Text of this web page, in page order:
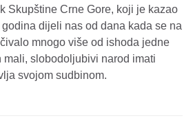
Skupštine Crne Gore, koji je kazao
dijeli nas od dana kada se na
mnogo više od ishoda jedne
mali, slobodoljubivi narod imati
svojom sudbinom.